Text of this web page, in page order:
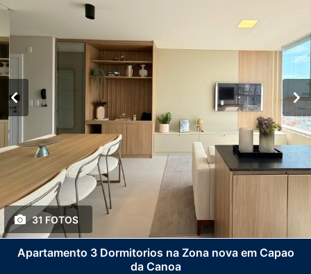
31 FOTOS
Apartamento 3 Dormitorios na Zona nova em Capao
da Canoa